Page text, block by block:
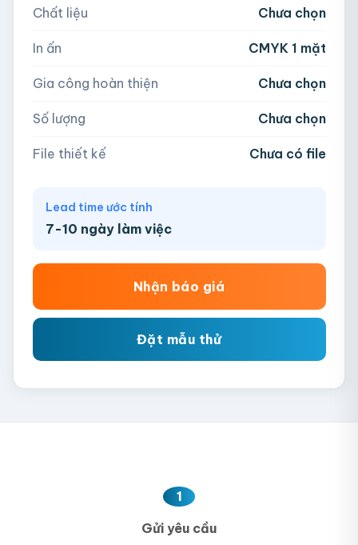
Hoặc nhập số lượng:
− + hộp
AI, PDF, EPS, PSD, PNG, JPG (tối đa 50MB)
Chất liệu Chưa chọn
In ấn CMYK 1 mặt
Gia công hoàn thiện Chưa chọn
Số lượng Chưa chọn
File thiết kế Chưa có file
Lead time ước tính
7-10 ngày làm việc
Nhận báo giá
Đặt mẫu thử
1
Gửi yêu cầu